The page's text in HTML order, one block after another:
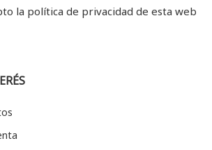
la política de privacidad de esta web